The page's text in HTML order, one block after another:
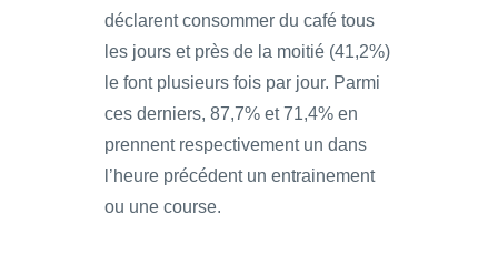
déclarent consommer du café tous
les jours et près de la moitié (41,2%)
le font plusieurs fois par jour. Parmi
ces derniers, 87,7% et 71,4% en
prennent respectivement un dans
l’heure précédent un entrainement
ou une course.